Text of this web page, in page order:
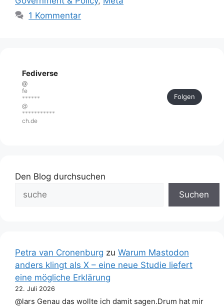
1 Kommentar
Fediverse
@
fe
******
@
***********
ch.de
Folgen
Den Blog durchsuchen
Suchen
Petra van Cronenburg zu Warum Mastodon
anders klingt als X – eine neue Studie liefert
eine mögliche Erklärung
22. Juli 2026
@lars Genau das wollte ich damit sagen.Drum hat mir